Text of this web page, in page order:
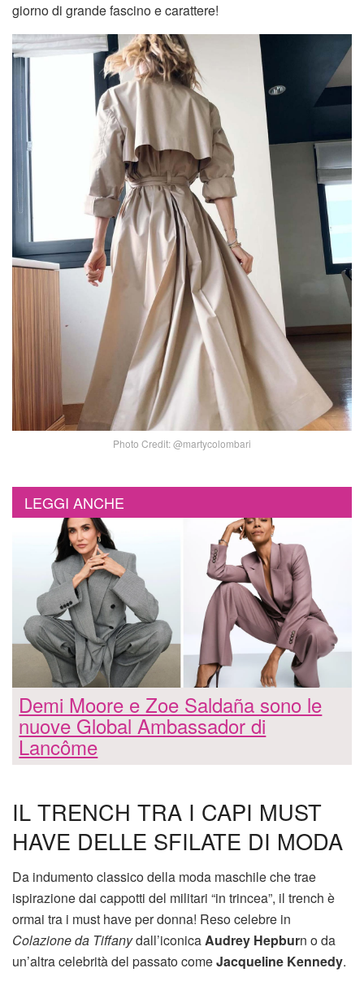
giorno di grande fascino e carattere!
Photo Credit: @martycolombari
LEGGI ANCHE
Demi Moore e Zoe Saldaña sono le
nuove Global Ambassador di
Lancôme
IL TRENCH TRA I CAPI MUST
HAVE DELLE SFILATE DI MODA
Da indumento classico della moda maschile che trae
ispirazione dai cappotti del militari “in trincea”, il trench è
ormai tra i must have per donna! Reso celebre in
Colazione da Tiffanydall’iconicaAudrey Hepburn o da
un’altra celebrità del passato comeJacqueline Kennedy.